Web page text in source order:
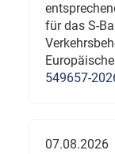
für das S-
549657-
07.08.2026